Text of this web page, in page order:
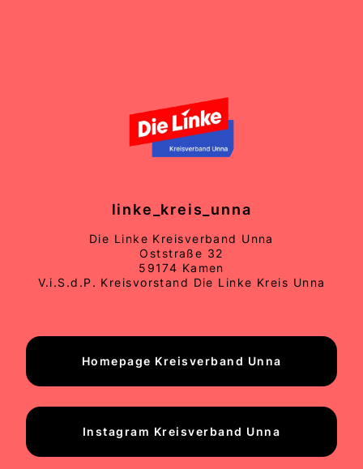
linke_kreis_unna
Die Linke Kreisverband Unna
Oststraße 32
59174 Kamen
V.i.S.d.P. Kreisvorstand Die Linke Kreis Unna
Homepage Kreisverband Unna
Instagram Kreisverband Unna